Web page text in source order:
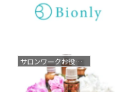
サロンワークお役立ち情報